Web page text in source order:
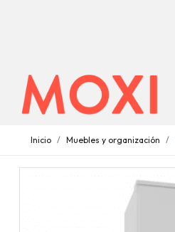
Inicio Muebles y organización